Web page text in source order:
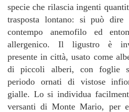
specie che rilascia ingenti
trasposta lontano: si può
contempo anemofilo ed
allergenico. Il ligustro è
presente in città, usato come
di piccoli alberi, con foglie
periodo ornati di vistose
gialle. Lo si individua
versanti di Monte Mario, per